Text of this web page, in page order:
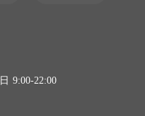
9:00-22:00